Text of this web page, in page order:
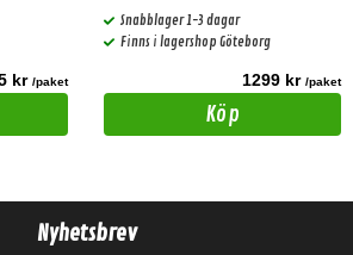
kr /paket
Snabblager 1-3 dagar
Finns i lagershop Göteborg
1299 kr /paket
Köp
Nyhetsbrev